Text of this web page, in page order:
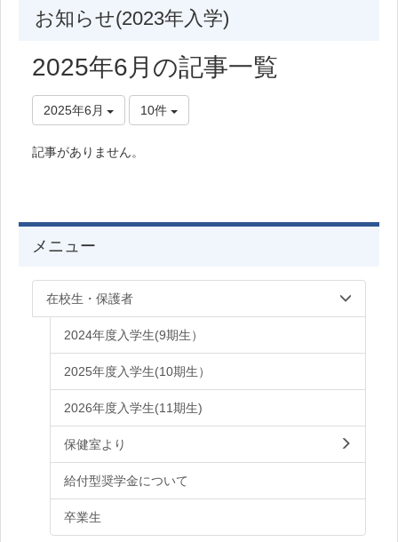
お知らせ(2023年入学)
2025年6月の記事一覧
2025年6月 10件
記事がありません。
メニュー
在校生・保護者
2024年度入学生(9期生）
2025年度入学生(10期生）
2026年度入学生(11期生)
保健室より
給付型奨学金について
卒業生